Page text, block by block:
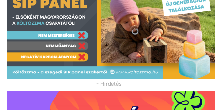
- Hirdetés -